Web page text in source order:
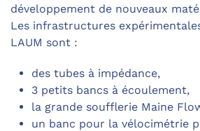
développement de nouveaux
Les infrastructures
LAUM sont :
des tubes à impédance,
3 petits bancs à écoulement,
la grande soufflerie Maine
un banc pour la vélocimétrie